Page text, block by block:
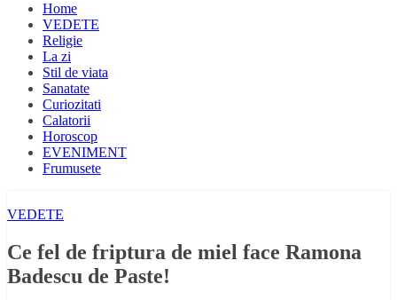
Home
VEDETE
Religie
La zi
Stil de viata
Sanatate
Curiozitati
Calatorii
Horoscop
EVENIMENT
Frumusete
VEDETE
Ce fel de friptura de miel face Ramona
Badescu de Paste!